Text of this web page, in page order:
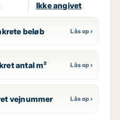
Ikke angivet
beløb
antal m²
vejnummer